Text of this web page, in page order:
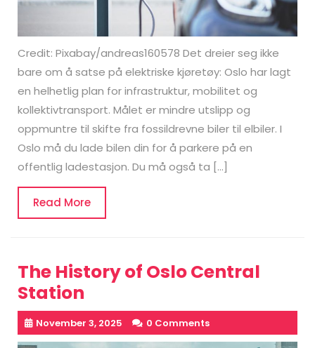
Credit: Pixabay/andreas160578 Det dreier seg ikke
bare om å satse på elektriske kjøretøy: Oslo har lagt
en helhetlig plan for infrastruktur, mobilitet og
kollektivtransport. Målet er mindre utslipp og
oppmuntre til skifte fra fossildrevne biler til elbiler. I
Oslo må du lade bilen din for å parkere på en
offentlig ladestasjon. Du må også ta […]
Read MoreRead
More
The History of Oslo Central
Station
November 3, 2025 0 Comments